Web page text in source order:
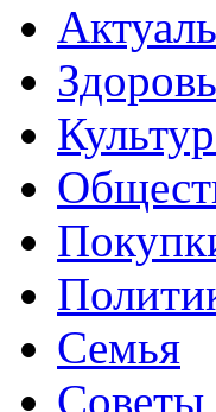
Семья
Советы